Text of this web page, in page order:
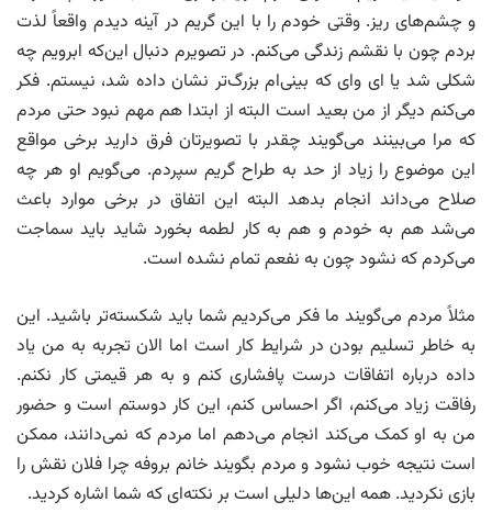
و چشم‌های ریز. وقتی خودم را با این گریم در آینه دیدم واقعاً لذت
بردم چون با نقشم زندگی می‌کنم. در تصویرم دنبال این‌که ابرویم چه
شکلی شد یا ای وای که بینی‌ام بزرگ‌تر نشان داده شد، نیستم. فکر
می‌کنم دیگر از من بعید است البته از ابتدا هم مهم نبود حتی مردم
که مرا می‌بینند می‌گویند چقدر با تصویرتان فرق دارید برخی مواقع
این موضوع را زیاد از حد به طراح گریم سپردم. می‌گویم او هر چه
صلاح می‌داند انجام بدهد البته این اتفاق در برخی موارد باعث
می‌شد هم به خودم و هم به کار لطمه بخورد شاید باید سماجت
می‌کردم که نشود چون به نفعم تمام نشده است.
مثلاً مردم می‌گویند ما فکر می‌کردیم شما باید شکسته‌تر باشید. این
به خاطر تسلیم بودن در شرایط کار است اما الان تجربه به من یاد
داده درباره اتفاقات درست پافشاری کنم و به هر قیمتی کار نکنم.
رفاقت زیاد می‌کنم، اگر احساس کنم، این کار دوستم است و حضور
من به او کمک می‌کند انجام می‌دهم اما مردم که نمی‌دانند، ممکن
است نتیجه خوب نشود و مردم بگویند خانم بروفه چرا فلان نقش را
بازی نکردید. همه این‌ها دلیلی است بر نکته‌ای که شما اشاره کردید.